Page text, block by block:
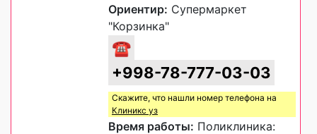
Ориентир: Супермаркет
"Корзинка"
☎
+998-78-777-03-03
Скажите, что нашли номер телефона на
Клиникс уз
Время работы: Поликлиника: